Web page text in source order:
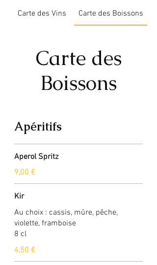
Carte des Vins Carte des Boissons
Carte des
Boissons
Apéritifs
Aperol Spritz
9,00 €
Kir
Au choix : cassis, mûre, pêche,
violette, framboise
8 cl
4,50 €